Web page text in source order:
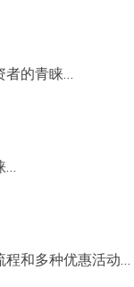
者的青睐…
…
程和多种优惠活动…